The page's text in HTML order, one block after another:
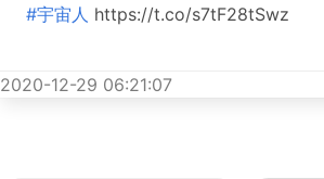
#宇宙人 https://t.co/s7tF28tSwz
2020-12-29 06:21:07